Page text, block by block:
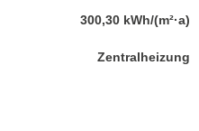
300,30 kWh/(m²·a)
Zentralheizung